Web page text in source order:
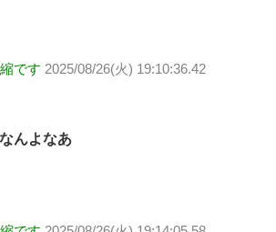
です 2025/08/26(火) 19:10:36.42
んよなあ